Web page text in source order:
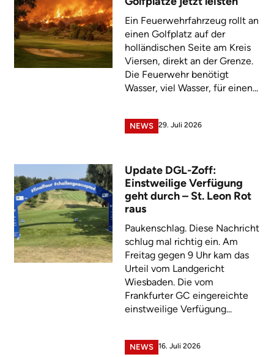
Ein Feuerwehrfahrzeug rollt an
einen Golfplatz auf der
holländischen Seite am Kreis
Viersen, direkt an der Grenze.
Die Feuerwehr benötigt
Wasser, viel Wasser, für einen...
NEWS 29. Juli 2026
Update DGL-Zoff:
Einstweilige Verfügung
geht durch – St. Leon Rot
raus
Paukenschlag. Diese Nachricht
schlug mal richtig ein. Am
Freitag gegen 9 Uhr kam das
Urteil vom Landgericht
Wiesbaden. Die vom
Frankfurter GC eingereichte
einstweilige Verfügung...
NEWS 16. Juli 2026